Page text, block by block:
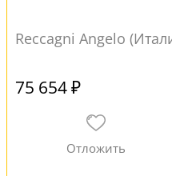
Reccagni Angelo
75 654 ₽